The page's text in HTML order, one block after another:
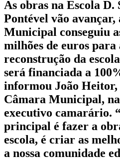
As obras na Escola D.
Pontével vão avançar,
Municipal conseguiu
milhões de euros para
reconstrução da
será financiada a
informou João Heitor,
Câmara Municipal,
executivo camarário.
principal é fazer a
escola, é criar as
a nossa comunidade